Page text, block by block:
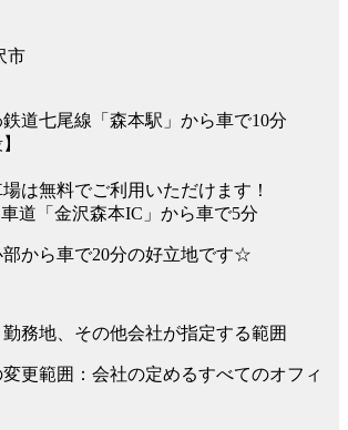
市
道七尾線「森本駅」から車で10分
は無料でご利用いただけます！
道「金沢森本IC」から車で5分
から車で20分の好立地です☆
務地、その他会社が指定する範囲
更範囲：会社の定めるすべてのオフィ